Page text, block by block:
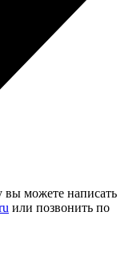
вы можете написать
или позвонить по